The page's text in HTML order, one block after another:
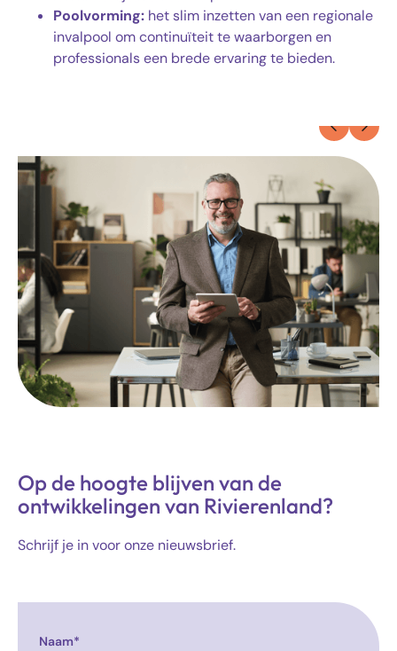
Poolvorming: het slim inzetten van een regionale
invalpool om continuïteit te waarborgen en
professionals een brede ervaring te bieden.
Op de hoogte blijven van de
ontwikkelingen van Rivierenland?
Schrijf je in voor onze nieuwsbrief.
Naam*